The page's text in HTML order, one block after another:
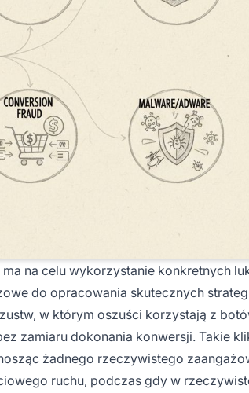
na celu wykorzystanie konkretnych
do opracowania skutecznych
w którym oszuści korzystają z
zamiaru dokonania konwersji. Takie
żadnego rzeczywistego
ruchu, podczas gdy w